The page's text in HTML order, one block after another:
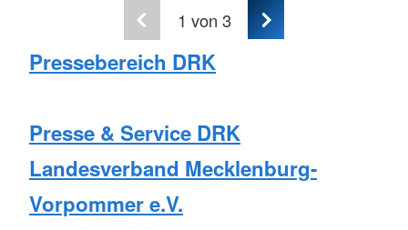
1 von 3
Pressebereich DRK
Presse & Service DRK
Landesverband Mecklenburg-
Vorpommer e.V.